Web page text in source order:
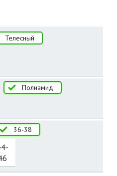
Телесный
Полиамид
36-38